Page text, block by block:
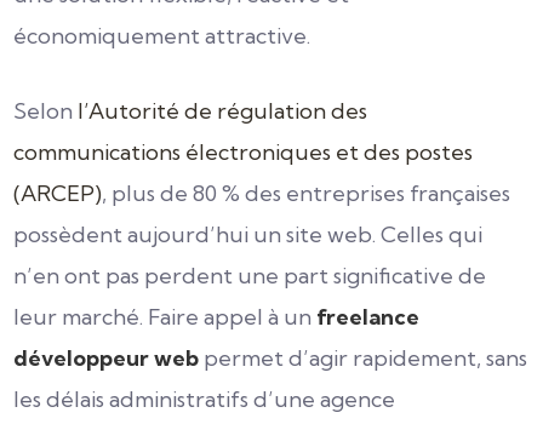
économiquement attractive.
Selon l’Autorité de régulation des
communications électroniques et des postes
(ARCEP), plus de 80 % des entreprises françaises
possèdent aujourd’hui un site web. Celles qui
n’en ont pas perdent une part significative de
leur marché. Faire appel à un freelance
développeur web permet d’agir rapidement, sans
les délais administratifs d’une agence